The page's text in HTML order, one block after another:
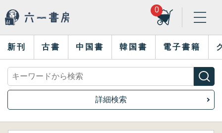
0
新刊 古書 中国書 韓国書 電子書籍
詳細検索